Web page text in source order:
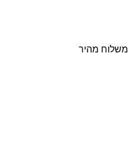
משלוח מהיר